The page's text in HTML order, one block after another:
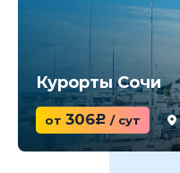
Курорты Сочи
от 306c / сут